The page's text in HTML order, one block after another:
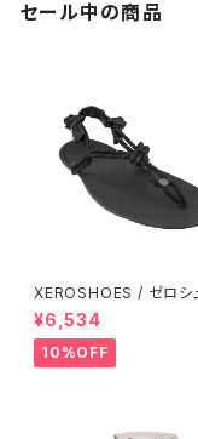
セール中の商品
XEROSHOES / ゼロシ
ズ ジェネシス
¥6,534
10%OFF